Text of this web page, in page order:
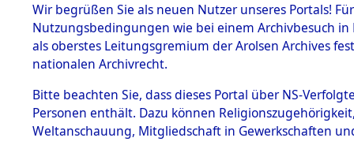
BESTÄNDE
1.
Inhaftierungsdoku
mente
1.2.9 Beim ITS
0003
Wir begrüßen Sie als neuen Nutzer unseres Portals!
Nutzungsbedingungen wie bei einem Archivbesuch
als oberstes Leitungsgremium der Arolsen Archives
nationalen Archivrecht.
Bitte beachten Sie, dass dieses Portal über NS-
Personen enthält. Dazu können
Weltanschauung, Mitgliedschaft in Gewerkschaften